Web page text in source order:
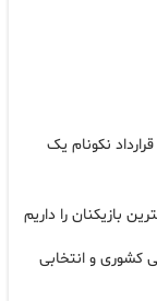
نکونام یک
بازیکنان را داریم
کشوری و انتخابی